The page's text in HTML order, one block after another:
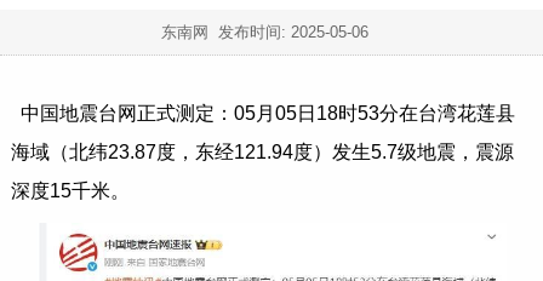
东南网 发布时间: 2025-05-06
中国地震台网正式测定：05月05日18时53分在台湾花莲县
海域（北纬23.87度，东经121.94度）发生5.7级地震，震源
深度15千米。